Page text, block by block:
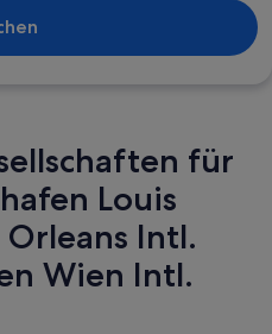
für
Louis
Intl.
Wien Intl.